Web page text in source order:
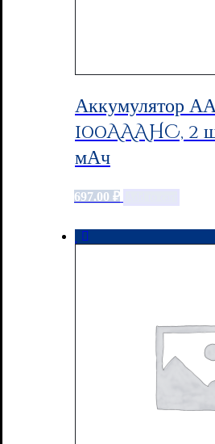
Аккумулятор
100AAAHC, 2
мАч
697.00 ₽